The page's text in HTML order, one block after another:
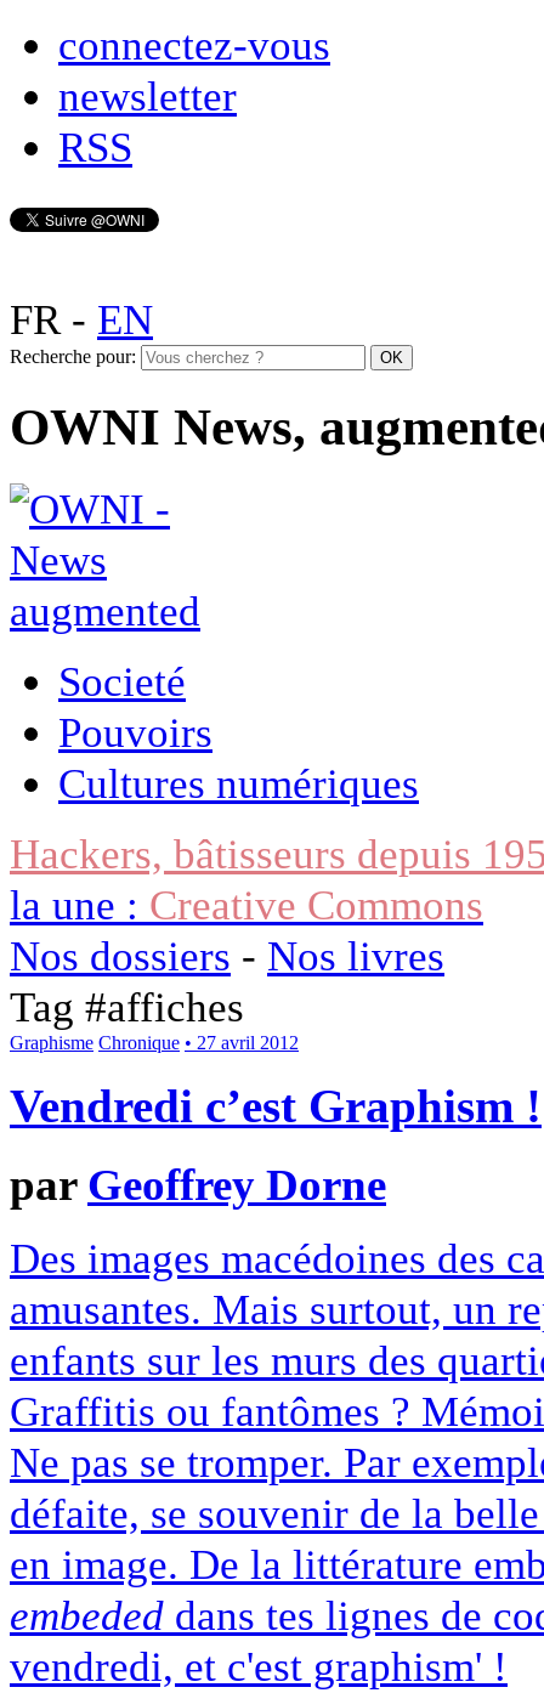
connectez-vous
newsletter
RSS
FR- EN
Recherche pour:
OWNI News,
Societé
Pouvoirs
Cultures numériques
Hackers, bâtisseurs depuis
la une : Creative Commons
Nos dossiers - Nos livres
Tag #affiches
Graphisme Chronique • 27 avril 2012
Vendredi c’est Graphism !
par Geoffrey Dorne
Des images macédoines des
amusantes. Mais surtout, un
enfants sur les murs des
Graffitis ou fantômes ?
Ne pas se tromper. Par
défaite, se souvenir de la
en image. De la littérature
embeded dans tes lignes de
vendredi, et c'est graphism' !